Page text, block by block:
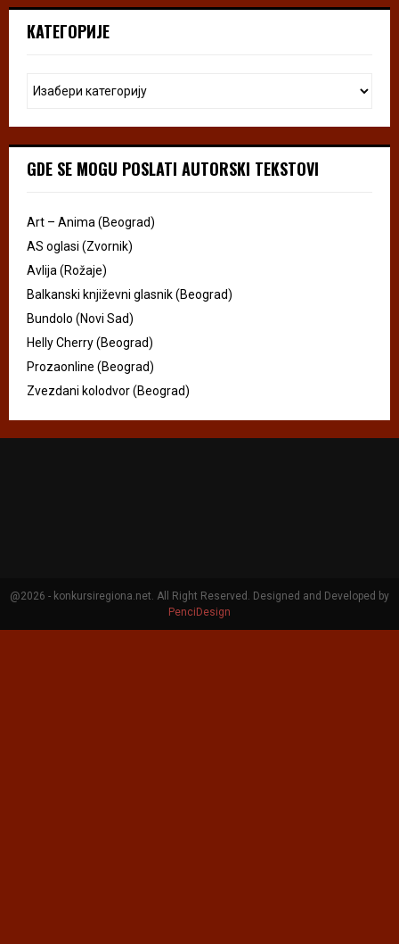
КАТЕГОРИЈЕ
GDE SE MOGU POSLATI AUTORSKI TEKSTOVI
Art – Anima (Beograd)
AS oglasi (Zvornik)
Avlija (Rožaje)
Balkanski književni glasnik (Beograd)
Bundolo (Novi Sad)
Helly Cherry (Beograd)
Prozaonline (Beograd)
Zvezdani kolodvor (Beograd)
@2026 - konkursiregiona.net. All Right Reserved. Designed and Developed by
PenciDesign